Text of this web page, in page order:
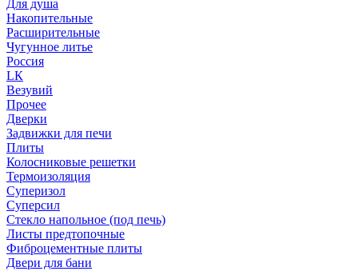
Для душа
Накопительные
Расширительные
Чугунное литье
Россия
LК
Везувий
Прочее
Дверки
Задвижки для печи
Плиты
Колосниковые решетки
Термоизоляция
Суперизол
Суперсил
Стекло напольное (под печь)
Листы предтопочные
Фиброцементные плиты
Двери для бани